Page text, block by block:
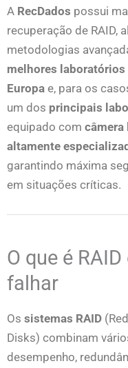
A RecDados possui
recuperação de RAID,
metodologias
melhores laboratórios
Europa e, para os
um dos principais
equipado com câmera
altamente
garantindo máxima
em situações críticas.
O que é
falhar
Os sistemas RAID
Disks) combinam
desempenho,